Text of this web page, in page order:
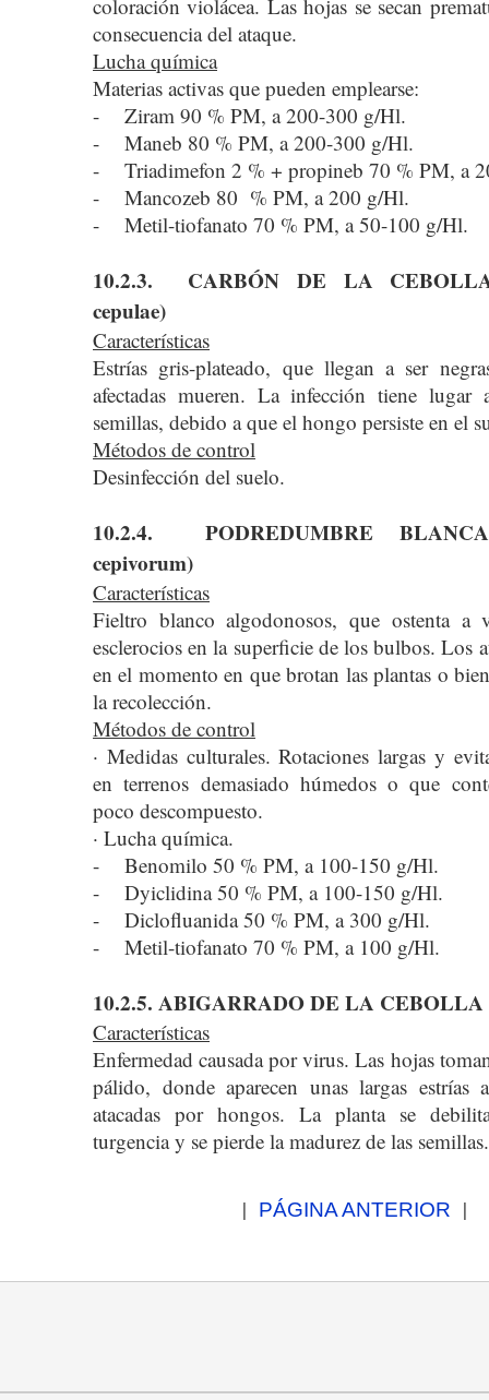
coloración violácea. Las hojas se secan
consecuencia del ataque.
Lucha química
Materias activas que pueden emplearse:
- Ziram 90 % PM, a 200-300 g/Hl.
- Maneb 80 % PM, a 200-300 g/Hl.
- Triadimefon 2 % + propineb 70 % PM, a
- Mancozeb 80 % PM, a 200 g/Hl.
- Metil-tiofanato 70 % PM, a 50-100 g/Hl.
10.2.3. CARBÓN DE LA
cepulae)
Características
Estrías gris-plateado, que llegan a ser
afectadas mueren. La infección tiene lugar
semillas, debido a que el hongo persiste en el
Métodos de control
Desinfección del suelo.
10.2.4. PODREDUMBRE
cepivorum)
Características
Fieltro blanco algodonosos, que ostenta a
esclerocios en la superficie de los bulbos. Los
en el momento en que brotan las plantas o
la recolección.
Métodos de control
· Medidas culturales. Rotaciones largas y
en terrenos demasiado húmedos o que
poco descompuesto.
· Lucha química.
- Benomilo 50 % PM, a 100-150 g/Hl.
- Dyiclidina 50 % PM, a 100-150 g/Hl.
- Diclofluanida 50 % PM, a 300 g/Hl.
- Metil-tiofanato 70 % PM, a 100 g/Hl.
10.2.5. ABIGARRADO DE LA CEBOLLA
Características
Enfermedad causada por virus. Las hojas
pálido, donde aparecen unas largas estrías
atacadas por hongos. La planta se
turgencia y se pierde la madurez de las semillas.
| PÁGINA ANTERIOR |